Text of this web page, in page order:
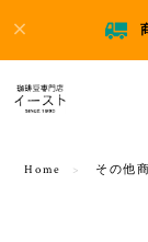
Home その他